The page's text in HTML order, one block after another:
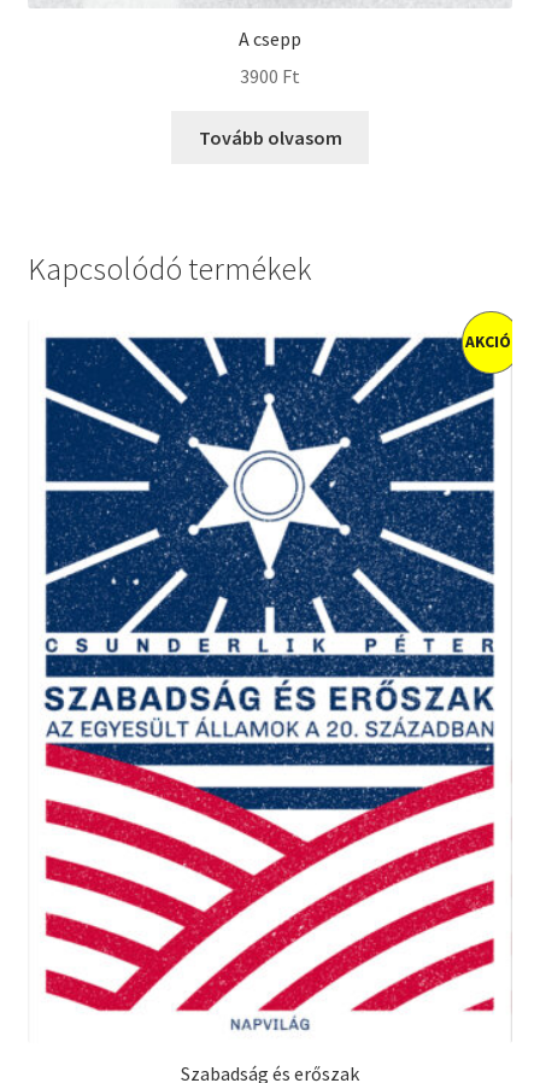
A csepp
3900 Ft
Tovább olvasom
Kapcsolódó termékek
Szabadság és erőszak
AKCIÓ!